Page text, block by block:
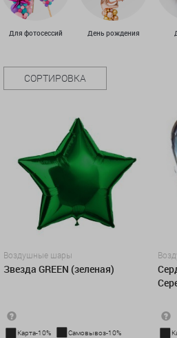
Для фотосессий День рождения
СОРТИРОВКА
Воздушные шары
Звезда GREEN (зеленая)
Карта-10% Самовывоз-10%